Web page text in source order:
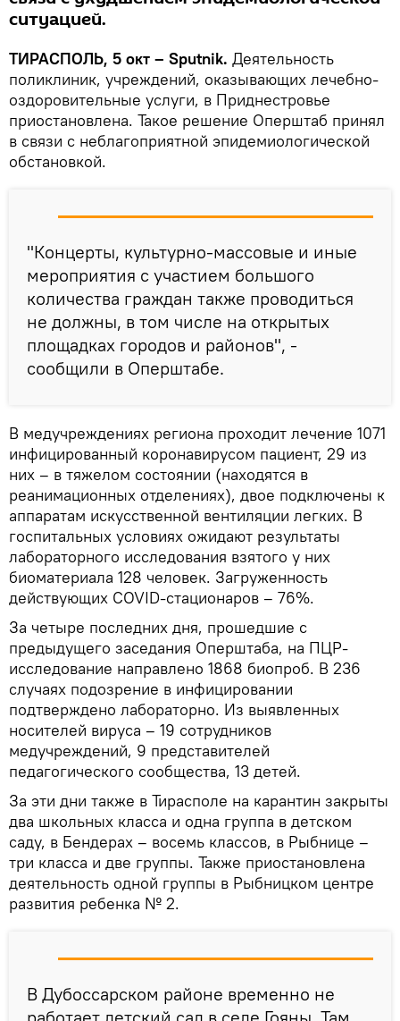
ситуацией.
ТИРАСПОЛЬ, 5 окт – Sputnik. Деятельность
поликлиник, учреждений, оказывающих лечебно-
оздоровительные услуги, в Приднестровье
приостановлена. Такое решение Оперштаб принял
в связи с неблагоприятной эпидемиологической
обстановкой.
"Концерты, культурно-массовые и иные
мероприятия с участием большого
количества граждан также проводиться
не должны, в том числе на открытых
площадках городов и районов", -
сообщили в Оперштабе.
В медучреждениях региона проходит лечение 1071
инфицированный коронавирусом пациент, 29 из
них – в тяжелом состоянии (находятся в
реанимационных отделениях), двое подключены к
аппаратам искусственной вентиляции легких. В
госпитальных условиях ожидают результаты
лабораторного исследования взятого у них
биоматериала 128 человек. Загруженность
действующих COVID-стационаров – 76%.
За четыре последних дня, прошедшие с
предыдущего заседания Оперштаба, на ПЦР-
исследование направлено 1868 биопроб. В 236
случаях подозрение в инфицировании
подтверждено лабораторно. Из выявленных
носителей вируса – 19 сотрудников
медучреждений, 9 представителей
педагогического сообщества, 13 детей.
За эти дни также в Тирасполе на карантин закрыты
два школьных класса и одна группа в детском
саду, в Бендерах – восемь классов, в Рыбнице –
три класса и две группы. Также приостановлена
деятельность одной группы в Рыбницком центре
развития ребенка № 2.
В Дубоссарском районе временно не